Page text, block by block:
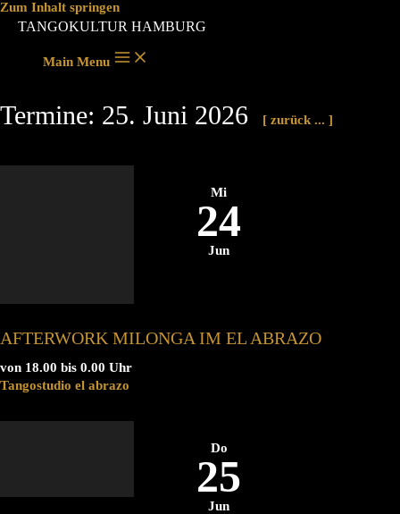
Zum Inhalt springen
TANGOKULTUR HAMBURG
Main Menu
Termine: 25. Juni 2026 [ zurück ... ]
Mi
24
Jun
AFTERWORK MILONGA IM EL ABRAZO
von 18.00 bis 0.00 Uhr
Tangostudio el abrazo
Do
25
Jun